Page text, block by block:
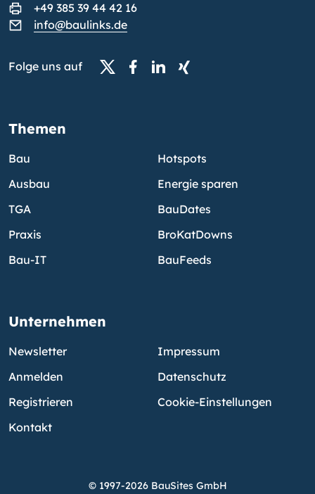
+49 385 39 44 42 16
info@baulinks.de
Folge uns auf
Themen
Bau
Ausbau
TGA
Praxis
Bau-IT
Hotspots
Energie sparen
BauDates
BroKatDowns
BauFeeds
Unternehmen
Newsletter
Anmelden
Registrieren
Kontakt
Impressum
Datenschutz
Cookie-Einstellungen
© 1997-2026 BauSites GmbH